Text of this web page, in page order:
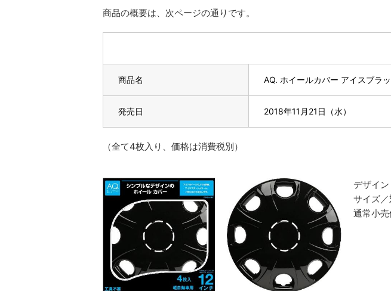
商品の概要は、次ページの通りです。
商品名 AQ. ホイールカバー アイスブラ
発売日 2018年11月21日（水）
（全て4枚入り、価格は消費税別）
デザイ
サイズ
通常小